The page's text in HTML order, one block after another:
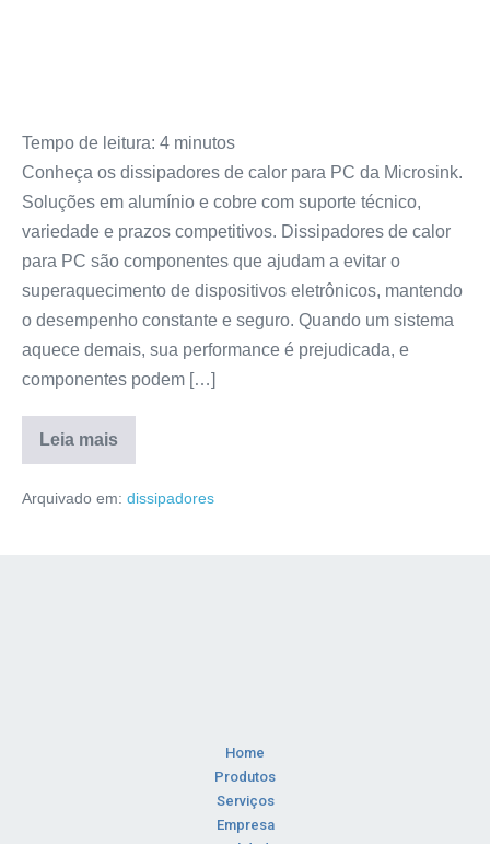
Tempo de leitura: 4 minutos
Conheça os dissipadores de calor para PC da Microsink.
Soluções em alumínio e cobre com suporte técnico,
variedade e prazos competitivos. Dissipadores de calor
para PC são componentes que ajudam a evitar o
superaquecimento de dispositivos eletrônicos, mantendo
o desempenho constante e seguro. Quando um sistema
aquece demais, sua performance é prejudicada, e
componentes podem […]
Leia mais
Arquivado em: dissipadores
Home
Produtos
Serviços
Empresa